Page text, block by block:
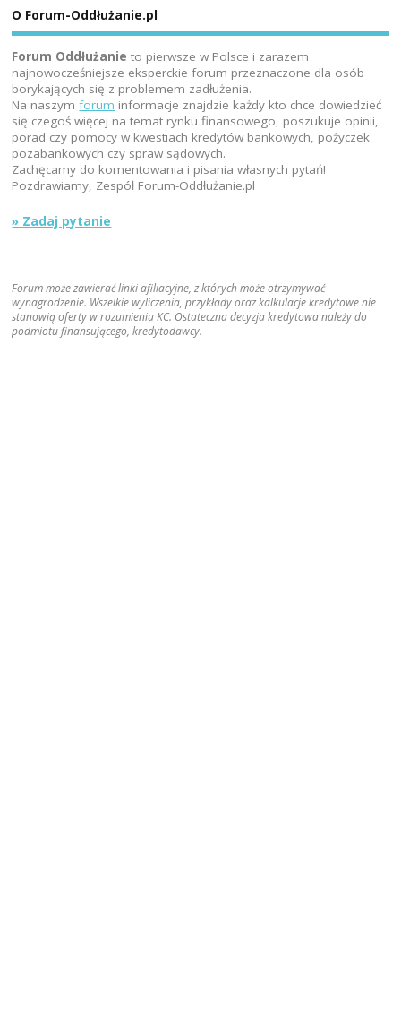
O Forum-Oddłużanie.pl
Forum Oddłużanie to pierwsze w Polsce i zarazem
najnowocześniejsze eksperckie forum przeznaczone dla osób
borykających się z problemem zadłużenia.
Na naszymforum informacje znajdzie każdy kto chce dowiedzieć
się czegoś więcej na temat rynku finansowego, poszukuje opinii,
porad czy pomocy w kwestiach kredytów bankowych, pożyczek
pozabankowych czy spraw sądowych.
Zachęcamy do komentowania i pisania własnych pytań!
Pozdrawiamy, Zespół Forum-Oddłużanie.pl
» Zadaj pytanie
Forum może zawierać linki afiliacyjne, z których może otrzymywać
wynagrodzenie. Wszelkie wyliczenia, przykłady oraz kalkulacje kredytowe nie
stanowią oferty w rozumieniu KC. Ostateczna decyzja kredytowa należy do
podmiotu finansującego, kredytodawcy.